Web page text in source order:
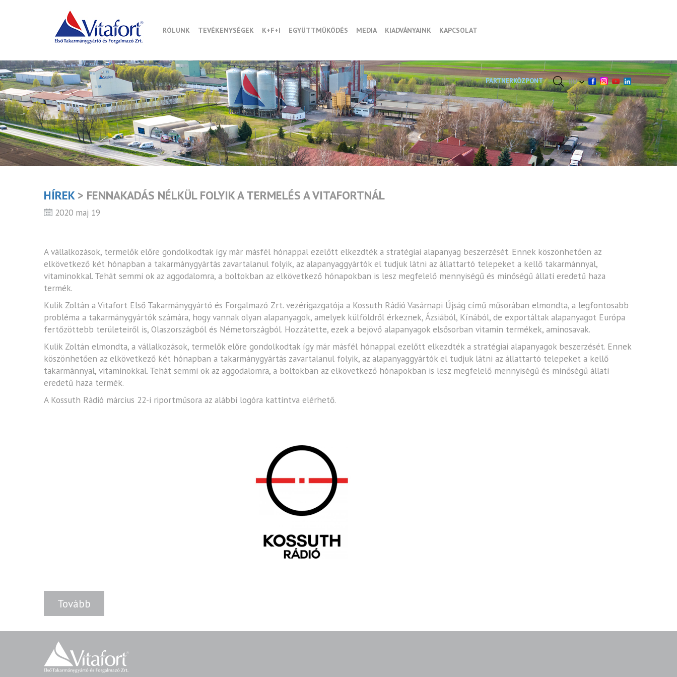
RÓLUNK TEVÉKENYSÉGEK K+F+I EGYÜTTMŰKÖDÉS MEDIA KIADVÁNYAINK KAPCSOLAT
PARTNERKÖZPONT HU
HÍREK> FENNAKADÁS NÉLKÜL FOLYIK A TERMELÉS A VITAFORTNÁL
2020 maj 19
A vállalkozások, termelők előre gondolkodtak így már másfél hónappal ezelőtt elkezdték a stratégiai alapanyag beszerzését. Ennek köszönhetően az
elkövetkező két hónapban a takarmánygyártás zavartalanul folyik, az alapanyaggyártók el tudjuk látni az állattartó telepeket a kellő takarmánnyal,
vitaminokkal. Tehát semmi ok az aggodalomra, a boltokban az elkövetkező hónapokban is lesz megfelelő mennyiségű és minőségű állati eredetű haza
termék.
Kulik Zoltán a Vitafort Első Takarmánygyártó és Forgalmazó Zrt. vezérigazgatója a Kossuth Rádió Vasárnapi Újság című műsorában elmondta, a legfontosabb
probléma a takarmánygyártók számára, hogy vannak olyan alapanyagok, amelyek külföldről érkeznek, Ázsiából, Kínából, de exportáltak alapanyagot Európa
fertőzöttebb területeiről is, Olaszországból és Németországból. Hozzátette, ezek a bejövő alapanyagok elsősorban vitamin termékek, aminosavak.
Kulik Zoltán elmondta, a vállalkozások, termelők előre gondolkodtak így már másfél hónappal ezelőtt elkezdték a stratégiai alapanyagok beszerzését. Ennek
köszönhetően az elkövetkező két hónapban a takarmánygyártás zavartalanul folyik, az alapanyaggyártók el tudjuk látni az állattartó telepeket a kellő
takarmánnyal, vitaminokkal. Tehát semmi ok az aggodalomra, a boltokban az elkövetkező hónapokban is lesz megfelelő mennyiségű és minőségű állati
eredetű haza termék.
A Kossuth Rádió március 22-i riportműsora az alábbi logóra kattintva elérhető.
Tovább